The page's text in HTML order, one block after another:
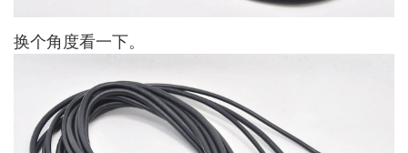
换个角度看一下。